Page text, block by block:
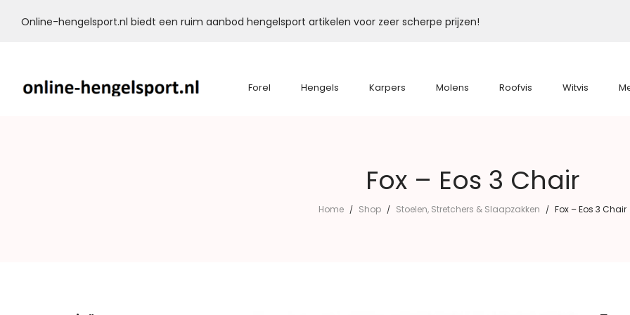
Online-hengelsport.nl biedt een ruim aanbod hengelsport artikelen voor zeer scherpe prijzen!
Forel Hengels Karpers Molens Roofvis Witvis
Fox – Eos 3 Chair
Home / Shop / Stoelen, Stretchers & Slaapzakken / Fox – Eos 3 Chair